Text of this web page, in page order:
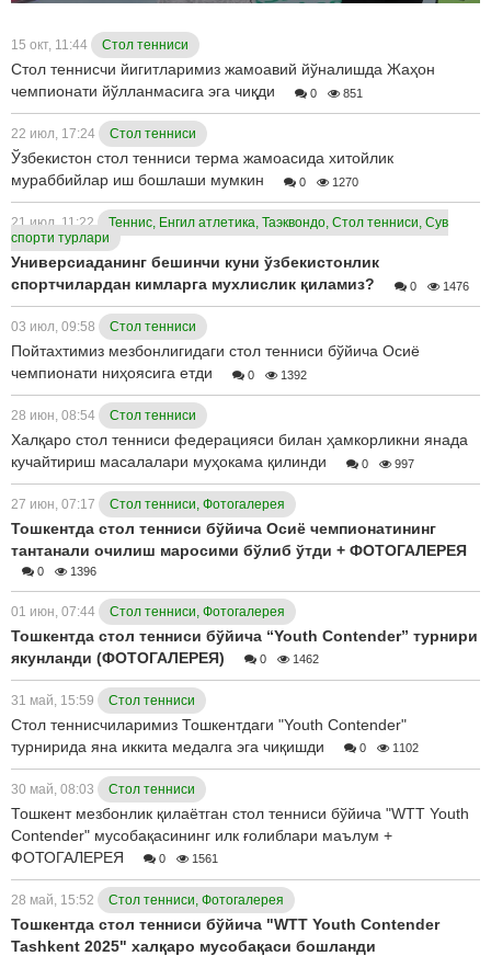
15 окт, 11:44 Стол тенниси
Стол теннисчи йигитларимиз жамоавий йўналишда Жаҳон
чемпионати йўлланмасига эга чиқди
0 851
22 июл, 17:24 Стол тенниси
Ўзбекистон стол тенниси терма жамоасида хитойлик
мураббийлар иш бошлаши мумкин
0 1270
21 июл, 11:22
Теннис, Енгил атлетика, Таэквондо, Стол тенниси, Сув
спорти турлари
Универсиаданинг бешинчи куни ўзбекистонлик
спортчилардан кимларга мухлислик қиламиз?
0 1476
03 июл, 09:58 Стол тенниси
Пойтахтимиз мезбонлигидаги стол тенниси бўйича Осиё
чемпионати ниҳоясига етди
0 1392
28 июн, 08:54 Стол тенниси
Халқаро стол тенниси федерацияси билан ҳамкорликни янада
кучайтириш масалалари муҳокама қилинди
0 997
27 июн, 07:17 Стол тенниси, Фотогалерея
Тошкентда стол тенниси бўйича Осиё чемпионатининг
тантанали очилиш маросими бўлиб ўтди + ФОТОГАЛЕРЕЯ
0 1396
01 июн, 07:44 Стол тенниси, Фотогалерея
Тошкентда стол тенниси бўйича “Youth Contender” турнири
якунланди (ФОТОГАЛЕРЕЯ)
0 1462
31 май, 15:59 Стол тенниси
Стол теннисчиларимиз Тошкентдаги "Youth Contender"
турнирида яна иккита медалга эга чиқишди
0 1102
30 май, 08:03 Стол тенниси
Тошкент мезбонлик қилаётган стол тенниси бўйича "WTT Youth
Contender" мусобақасининг илк ғолиблари маълум +
ФОТОГАЛЕРЕЯ
0 1561
28 май, 15:52 Стол тенниси, Фотогалерея
Тошкентда стол тенниси бўйича "WTT Youth Contender
Tashkent 2025" халқаро мусобақаси бошланди